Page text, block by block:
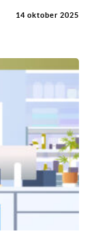
14 oktober 2025